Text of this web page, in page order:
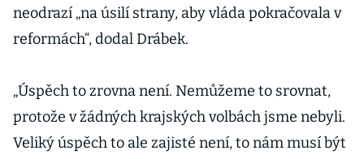
neodrazí „na úsilí strany, aby vláda pokračovala v
reformách“, dodal Drábek.
„Úspěch to zrovna není. Nemůžeme to srovnat,
protože v žádných krajských volbách jsme nebyli.
Veliký úspěch to ale zajisté není, to nám musí být